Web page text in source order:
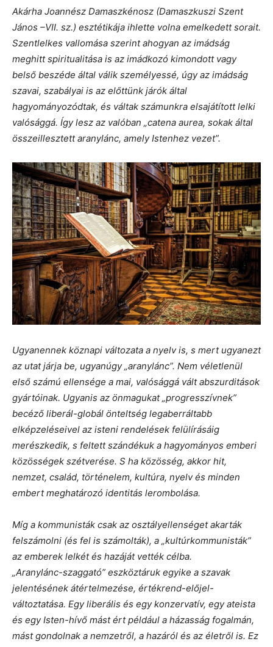
Akárha Joannész Damaszkénosz (Damaszkuszi Szent
János –VII. sz.) esztétikája ihlette volna emelkedett sorait.
Szentlelkes vallomása szerint ahogyan az imádság
meghitt spiritualitása is az imádkozó kimondott vagy
belső beszéde által válik személyessé, úgy az imádság
szavai, szabályai is az előttünk járók által
hagyományozódtak, és váltak számunkra elsajátított lelki
valósággá. Így lesz az valóban „catena aurea, sokak által
összeillesztett aranylánc, amely Istenhez vezet”.
Ugyanennek köznapi változata a nyelv is, s mert ugyanezt
az utat járja be, ugyanúgy „aranylánc”. Nem véletlenül
első számú ellensége a mai, valósággá vált abszurditások
gyártóinak. Ugyanis az önmagukat „progresszívnek”
becéző liberál-globál önteltség legaberráltabb
elképzeléseivel az isteni rendelések felülírásáig
merészkedik, s feltett szándékuk a hagyományos emberi
közösségek szétverése. S ha közösség, akkor hit,
nemzet, család, történelem, kultúra, nyelv és minden
embert meghatározó identitás lerombolása.
Míg a kommunisták csak az osztályellenséget akarták
felszámolni (és fel is számolták), a „kultúrkommunisták”
az emberek lelkét és hazáját vették célba.
„Aranylánc-szaggató” eszköztáruk egyike a szavak
jelentésének átértelmezése, értékrend-előjel-
változtatása. Egy liberális és egy konzervatív, egy ateista
és egy Isten-hívő mást ért például a házasság fogalmán,
mást gondolnak a nemzetről, a hazáról és az életről is. Ez